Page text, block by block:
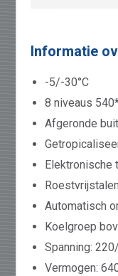
Informatie
-5/-30°C
8 niveaus
Afgeronde
Elektronische
Automatisch
Koelgroep
Spanning:
Vermogen: